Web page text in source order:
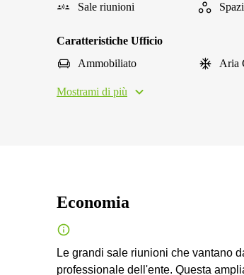
Sale riunioni
Caratteristiche Ufficio
Ammobiliato
Aria
Mostrami di più
Economia
Le grandi sale riunioni che vantano
professionale dell'ente. Questa